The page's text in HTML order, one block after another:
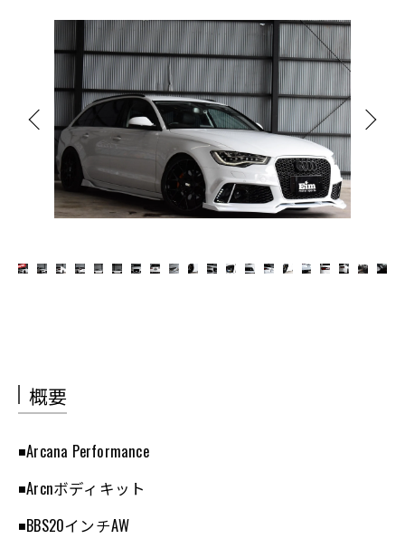
概要
◾️Arcana Performance
◾️Arcnボディキット
◾️BBS20インチAW